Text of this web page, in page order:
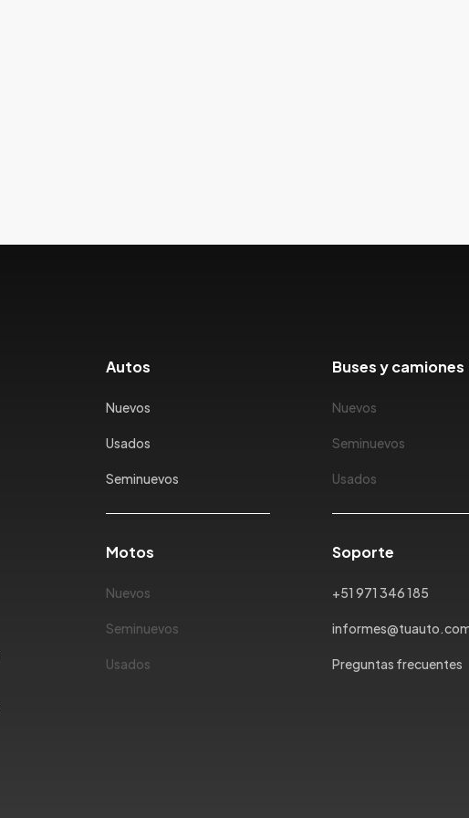
Autos
Nuevos
Usados
Seminuevos
Buses y camiones
Nuevos
Seminuevos
Usados
Motos
Nuevos
Seminuevos
Usados
Soporte
+51 971 346 185
Preguntas frecuentes